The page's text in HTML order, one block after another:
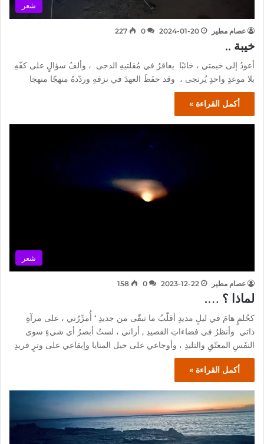
شعر
عصام مطير 2024-01-20
0
227
خيبة ..
أعودُ إلى خيمتي ، خائبًا يعاقرُ في مُقلتيهِ الدجى ، وألفُ سؤالٍ على كفّهِ
بلا موعدٍ واحدٍ يُرتجى ، وقد حفَظَ العهدَ في نزفهِ وردّدهُ منهجًا منهجا
أكمل القراءة »
شعر
عصام مطير 2023-12-22
0
158
لماذا ؟ ….
كحُلمٍ هامَ في ليلٍ مديدِ أقلّبُ ما تبقّى من جديدِ ‘ أُمرِّرُني ، على مرآةِ
ذاتي وأنظرُ في فضاءاتِ القصيدِ , أراني ، لستُ أبصرُ أي شيءٍ سوى
النفَسِ المعتّقِ والتليدِ ، وأوجاعي على حبل المنايا وإيقاعي على وترٍ فريدِ
أكمل القراءة »